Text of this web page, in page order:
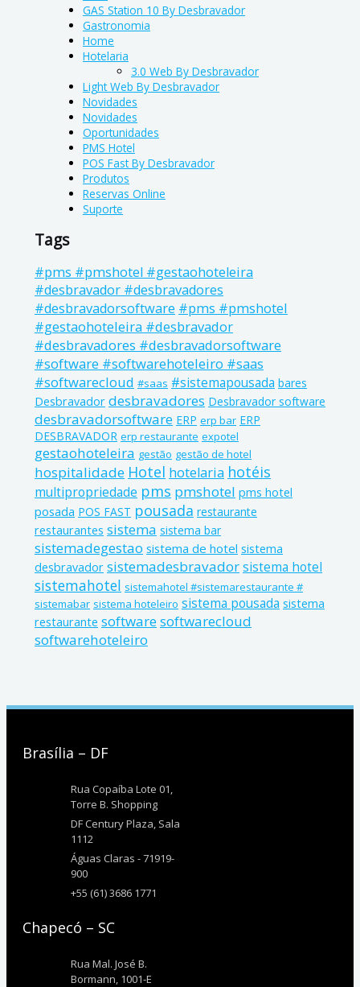
GAS Station 10 By Desbravador
Gastronomia
Home
Hotelaria
3.0 Web By Desbravador
Light Web By Desbravador
Novidades
Novidades
Oportunidades
PMS Hotel
POS Fast By Desbravador
Produtos
Reservas Online
Suporte
Tags
#pms #pmshotel #gestaohoteleira
#desbravador #desbravadores
#desbravadorsoftware #pms #pmshotel
#gestaohoteleira #desbravador
#desbravadores #desbravadorsoftware
#software #softwarehoteleiro #saas
#softwarecloud #saas #sistemapousada bares
Desbravador desbravadores Desbravador software
desbravadorsoftware ERP erp bar ERP
DESBRAVADOR erp restaurante expotel
gestaohoteleira gestão gestão de hotel
hospitalidade Hotel hotelaria hotéis
multipropriedade pms pmshotel pms hotel
posada POS FAST pousada restaurante
restaurantes sistema sistema bar
sistemadegestao sistema de hotel sistema
desbravador sistemadesbravadorsistema hotel
sistemahotel sistemahotel #sistemarestaurante #
sistemabar sistema hoteleiro sistema pousada sistema
restaurante softwaresoftwarecloud
softwarehoteleiro
Brasília – DF
Rua Copaíba Lote 01,
Torre B. Shopping
DF Century Plaza, Sala
1112
Águas Claras - 71919-
900
+55 (61) 3686 1771
Chapecó – SC
Rua Mal. José B.
Bormann, 1001-E